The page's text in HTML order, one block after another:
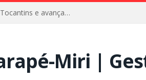
Igarapé-Miri conquista o melhor IDEB do Baixo Tocantins e avança na qualidade da educação pública